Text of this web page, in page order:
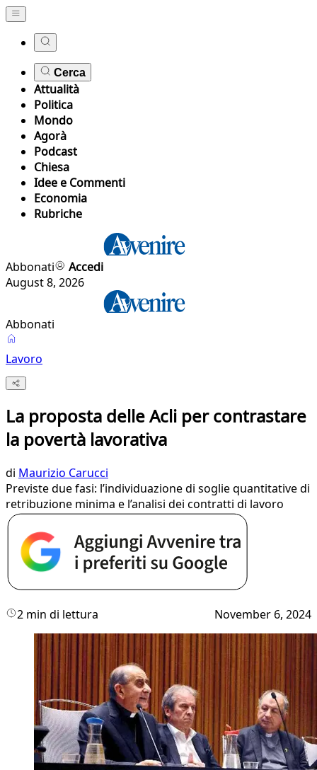
Cerca
Attualità
Politica
Mondo
Agorà
Podcast
Chiesa
Idee e Commenti
Economia
Rubriche
Abbonati
Accedi
August 8, 2026
Abbonati
Lavoro
La proposta delle Acli per contrastare
la povertà lavorativa
di Maurizio Carucci
Previste due fasi: l’individuazione di soglie quantitative di
retribuzione minima e l’analisi dei contratti di lavoro
2 min di lettura November 6, 2024